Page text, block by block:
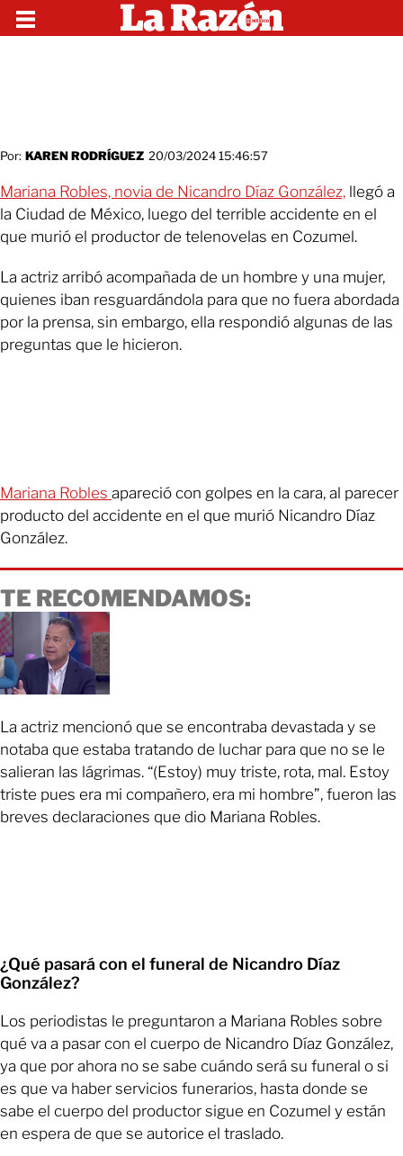
Por: KAREN RODRÍGUEZ 20/03/2024 15:46:57
Mariana Robles, novia de Nicandro Díaz González, llegó a
la Ciudad de México, luego del terrible accidente en el
que murió el productor de telenovelas en Cozumel.
La actriz arribó acompañada de un hombre y una mujer,
quienes iban resguardándola para que no fuera abordada
por la prensa, sin embargo, ella respondió algunas de las
preguntas que le hicieron.
Mariana Robles apareció con golpes en la cara, al parecer
producto del accidente en el que murió Nicandro Díaz
González.
TE RECOMENDAMOS:
La actriz mencionó que se encontraba devastada y se
notaba que estaba tratando de luchar para que no se le
salieran las lágrimas. “(Estoy) muy triste, rota, mal. Estoy
triste pues era mi compañero, era mi hombre”, fueron las
breves declaraciones que dio Mariana Robles.
¿Qué pasará con el funeral de Nicandro Díaz
González?
Los periodistas le preguntaron a Mariana Robles sobre
qué va a pasar con el cuerpo de Nicandro Díaz González,
ya que por ahora no se sabe cuándo será su funeral o si
es que va haber servicios funerarios, hasta donde se
sabe el cuerpo del productor sigue en Cozumel y están
en espera de que se autorice el traslado.